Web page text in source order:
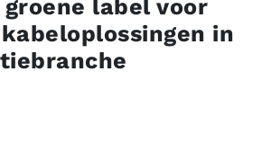
label voor
in